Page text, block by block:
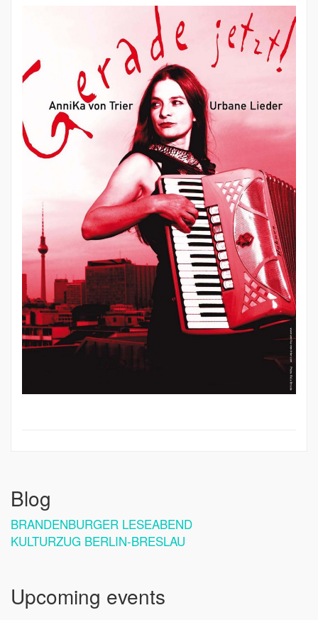
Blog
BRANDENBURGER LESEABEND
KULTURZUG BERLIN-BRESLAU
Upcoming events